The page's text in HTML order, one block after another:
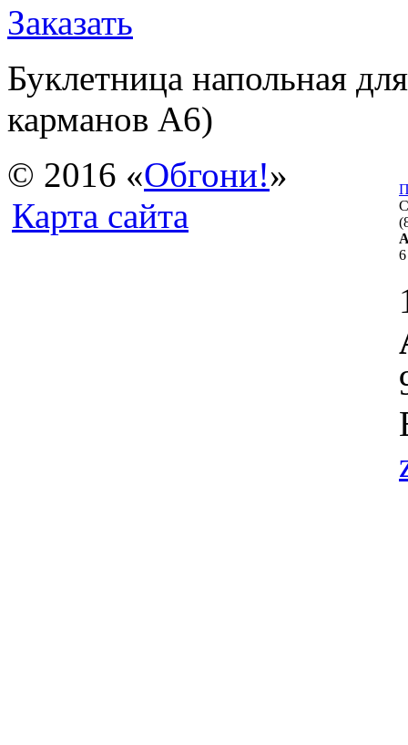
Заказать
Буклетница напольная
карманов А6)
© 2016 «Обгони!»
Карта сайта